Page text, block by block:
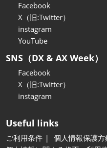
Facebook
X（旧:Twitter）
instagram
YouTube
SNS（DX & AX Week）
Facebook
X（旧:Twitter）
instagram
Useful links
ご利用条件
個人情報保護方